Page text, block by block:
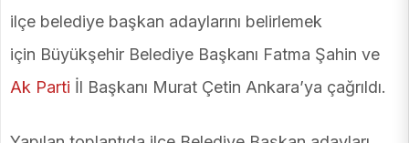
ilçe belediye başkan adaylarını belirlemek
için Büyükşehir Belediye Başkanı Fatma Şahin ve
Ak Parti İl Başkanı Murat Çetin Ankara’ya çağrıldı.